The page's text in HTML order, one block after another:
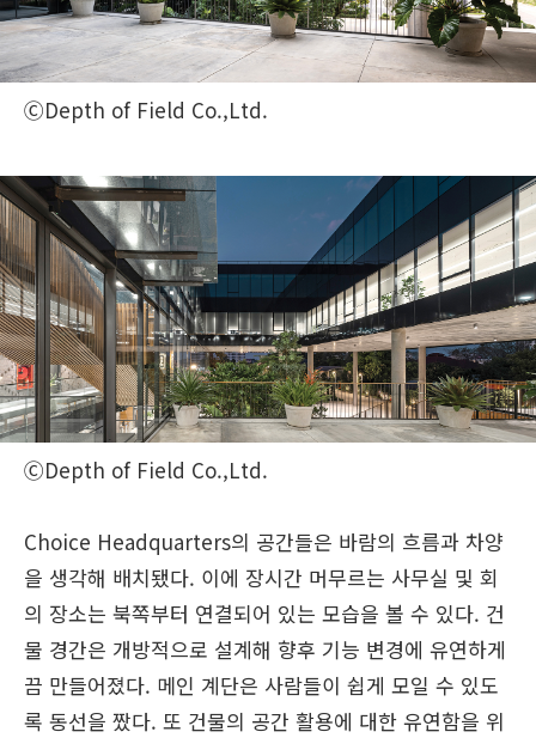
ⒸDepth of Field Co.,Ltd.
ⒸDepth of Field Co.,Ltd.
Choice Headquarters의 공간들은 바람의 흐름과 차양
을 생각해 배치됐다. 이에 장시간 머무르는 사무실 및 회
의 장소는 북쪽부터 연결되어 있는 모습을 볼 수 있다. 건
물 경간은 개방적으로 설계해 향후 기능 변경에 유연하게
끔 만들어졌다. 메인 계단은 사람들이 쉽게 모일 수 있도
록 동선을 짰다. 또 건물의 공간 활용에 대한 유연함을 위